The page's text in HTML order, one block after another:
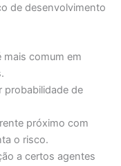
de desenvolvimento
mais comum em
probabilidade de
próximo com
o risco.
a certos agentes